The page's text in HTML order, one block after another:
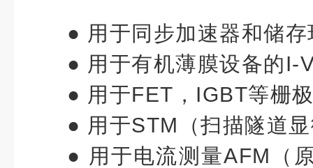
● 用于同步加速器和储
● 用于有机薄膜设备的I-
● 用于FET，IGBT等栅
● 用于STM（扫描隧道
● 用于电流测量AFM（